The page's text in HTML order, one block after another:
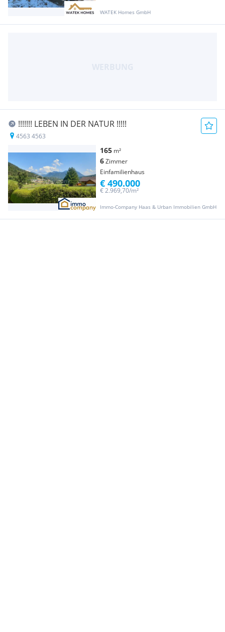
WATEK Homes GmbH
!!!!!!! LEBEN IN DER NATUR !!!!!
4563 4563
165 m²
6Zimmer
Einfamilienhaus
Immo-Company Haas & Urban Immobilien GmbH
€ 2.969,70/m²
€ 490.000